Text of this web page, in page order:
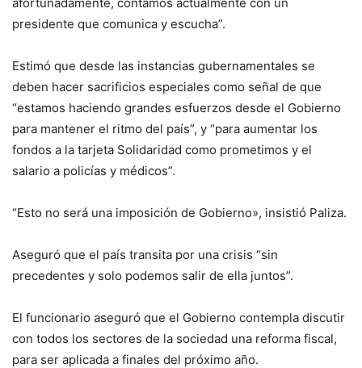
presidente que comunica y escucha”.
Estimó que desde las instancias gubernamentales se
deben hacer sacrificios especiales como señal de que
“estamos haciendo grandes esfuerzos desde el Gobierno
para mantener el ritmo del país”, y “para aumentar los
fondos a la tarjeta Solidaridad como prometimos y el
salario a policías y médicos”.
“Esto no será una imposición de Gobierno», insistió Paliza.
Aseguró que el país transita por una crisis “sin
precedentes y solo podemos salir de ella juntos”.
El funcionario aseguró que el Gobierno contempla discutir
con todos los sectores de la sociedad una reforma fiscal,
para ser aplicada a finales del próximo año.